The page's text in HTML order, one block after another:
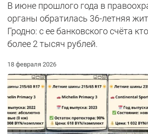
В июне прошлого года в
органы обратилась 36-летняя
Гродно: с ее банковского счёта
более 2 тысяч рублей.
18 февраля 2026